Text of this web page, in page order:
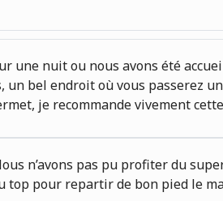
une nuit ou nous avons été
bel endroit où vous passerez
je recommande vivement
n’avons pas pu profiter du
pour repartir de bon pied le